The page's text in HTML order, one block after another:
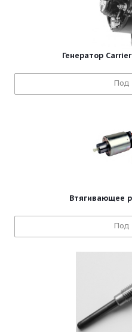
Генератор
Под
Втягивающее
Под